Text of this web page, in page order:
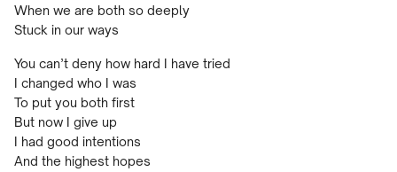
When we are both so deeply
Stuck in our ways
You can’t deny how hard I have tried
I changed who I was
To put you both first
But now I give up
I had good intentions
And the highest hopes